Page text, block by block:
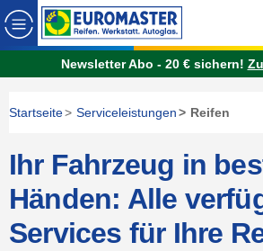
Newsletter Abo - 20 € sichern!
Startseite Serviceleistungen Reifen
Ihr Fahrzeug in
Händen: Alle
Services für Ihre